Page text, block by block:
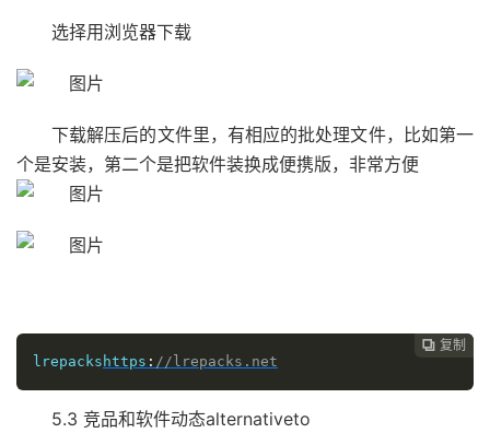
选择用浏览器下载
下载解压后的文件里，有相应的批处理文件，比如第一
个是安装，第二个是把软件装换成便携版，非常方便
 复制
lrepacks https : //lrepacks.net
5.3 竞品和软件动态alternativeto